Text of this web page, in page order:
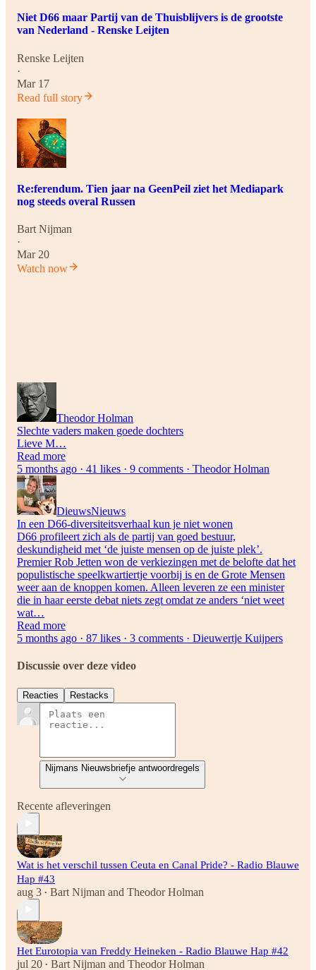
Niet D66 maar Partij van de Thuisblijvers is de grootste
van Nederland - Renske Leijten
Renske Leijten
·
Mar 17
Read full story
Re:ferendum. Tien jaar na GeenPeil ziet het Mediapark
nog steeds overal Russen
Bart Nijman
·
Mar 20
Watch now
Theodor Holman
Slechte vaders maken goede dochters
Lieve M…
Read more
5 months ago · 41 likes · 9 comments · Theodor Holman
DieuwsNieuws
In een D66-diversiteitsverhaal kun je niet wonen
D66 profileert zich als de partij van goed bestuur,
deskundigheid met ‘de juiste mensen op de juiste plek’.
Premier Rob Jetten won de verkiezingen met de belofte dat het
populistische speelkwartiertje voorbij is en de Grote Mensen
weer aan de knoppen komen. Alleen leveren ze een minister
die in haar eerste debat niets zegt omdat ze anders ‘niet weet
wat…
Read more
5 months ago · 87 likes · 3 comments · Dieuwertje Kuijpers
Discussie over deze video
Reacties Restacks
Nijmans Nieuwsbriefje antwoordregels
Recente afleveringen
Wat is het verschil tussen Ceuta en Canal Pride? - Radio Blauwe
Hap #43
aug 3 • Bart Nijman and Theodor Holman
Het Eurotopia van Freddy Heineken - Radio Blauwe Hap #42
jul 20 • Bart Nijman and Theodor Holman